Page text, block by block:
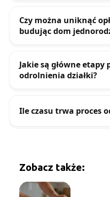
Czy można uniknąć
budując dom
Jakie są główne etapy
odrolnienia działki?
Ile czasu trwa proces
Zobacz także: